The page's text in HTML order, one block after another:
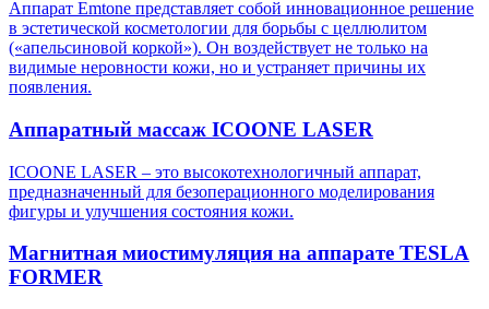
Аппарат Emtone представляет собой инновационное решение
в эстетической косметологии для борьбы с целлюлитом
(«апельсиновой коркой»). Он воздействует не только на
видимые неровности кожи, но и устраняет причины их
появления.
Аппаратный массаж ICOONE LASER
ICOONE LASER – это высокотехнологичный аппарат,
предназначенный для безоперационного моделирования
фигуры и улучшения состояния кожи.
Магнитная миостимуляция на аппарате TESLA
FORMER